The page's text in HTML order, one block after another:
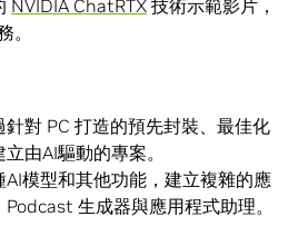
NVIDIA ChatRTX 技術示範影片，
。
對 PC 打造的預先封裝、最佳化
由AI驅動的專案。
模型和其他功能，建立複雜的應
生成器與應用程式助理。